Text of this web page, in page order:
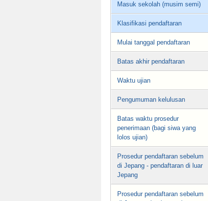
Masuk sekolah (musim semi)
Klasifikasi pendaftaran
Mulai tanggal pendaftaran
Batas akhir pendaftaran
Waktu ujian
Pengumuman kelulusan
Batas waktu prosedur
penerimaan (bagi siwa yang
lolos ujian)
Prosedur pendaftaran sebelum
di Jepang - pendaftaran di luar
Jepang
Prosedur pendaftaran sebelum